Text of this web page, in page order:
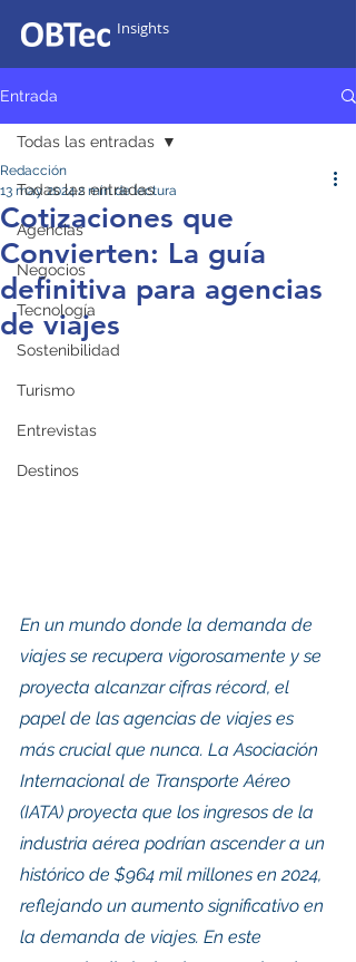
Insights
Entrada
Todas las entradas
Agencias
Negocios
Tecnología
Sostenibilidad
Turismo
Entrevistas
Destinos
Todas las entradas
Cotizaciones que
Convierten: La guía
definitiva para agencias
de viajes
Redacción
13 may 20242 min de lectura
En un mundo donde la demanda de
viajes se recupera vigorosamente y se
proyecta alcanzar cifras récord, el
papel de las agencias de viajes es
más crucial que nunca. La Asociación
Internacional de Transporte Aéreo
(IATA) proyecta que los ingresos de la
industria aérea podrían ascender a un
histórico de $964 mil millones en 2024,
reflejando un aumento significativo en
la demanda de viajes. En este